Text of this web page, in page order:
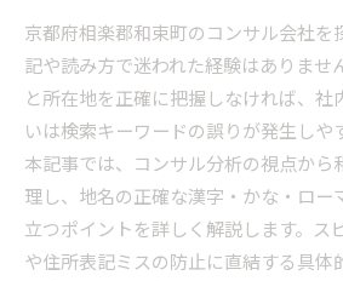
京都府相楽郡和束町のコンサル会社を
記や読み方で迷われた経験はありませ
と所在地を正確に把握しなければ、社
いは検索キーワードの誤りが発生しや
本記事では、コンサル分析の視点から
理し、地名の正確な漢字・かな・ロー
立つポイントを詳しく解説します。ス
や住所表記ミスの防止に直結する具体